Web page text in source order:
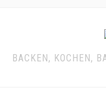
BACKEN, KOCHEN,